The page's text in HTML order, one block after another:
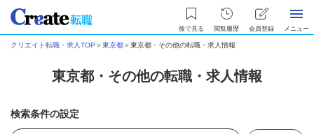
後で見る 閲覧履歴 会員登録 メニュー
クリエイト転職・求人TOP ＞東京都＞東京都・その他の転職・求人情報
東京都・その他の転職・求人情報
検索条件の設定